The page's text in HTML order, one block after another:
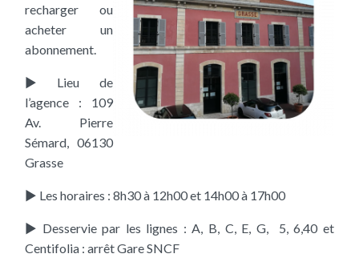
recharger ou
acheter un
abonnement.
► Lieu de
l’agence : 109
Av. Pierre
Sémard, 06130
Grasse
► Les horaires : 8h30 à 12h00 et 14h00 à 17h00
► Desservie par les lignes : A, B, C, E, G, 5, 6,40 et
Centifolia : arrêt Gare SNCF